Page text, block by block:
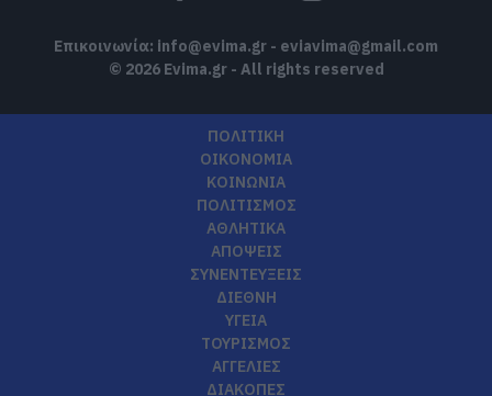
Επικοινωνία: info@evima.gr - eviavima@gmail.com
© 2026 Evima.gr - All rights reserved
ΠΟΛΙΤΙΚΗ
ΟΙΚΟΝΟΜΙΑ
ΚΟΙΝΩΝΙΑ
ΠΟΛΙΤΙΣΜΟΣ
ΑΘΛΗΤΙΚΑ
ΑΠΟΨΕΙΣ
ΣΥΝΕΝΤΕΥΞΕΙΣ
ΔΙΕΘΝΗ
ΥΓΕΙΑ
ΤΟΥΡΙΣΜΟΣ
ΑΓΓΕΛΙΕΣ
ΔΙΑΚΟΠΕΣ